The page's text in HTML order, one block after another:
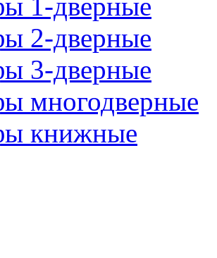
1-дверные
2-дверные
3-дверные
многодверные
книжные